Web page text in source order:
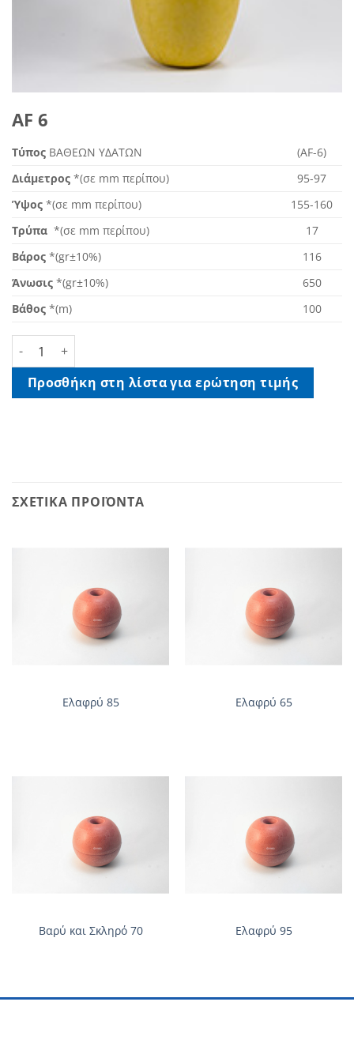
AF 6
Τύπος ΒΑΘΕΩΝ ΥΔΑΤΩΝ
(AF-6)
Διάμετρος *(σε mm περίπου)
95-97
Ύψος *(σε mm περίπου)
155-160
Τρύπα *(σε mm περίπου)
17
Βάρος *(gr±10%)
116
Άνωσις *(gr±10%)
650
Βάθος *(m) 100
AF 6 ποσότητα
Προσθήκη στη λίστα για ερώτηση τιμής
ΣΧΕΤΙΚΆ ΠΡΟΪΌΝΤΑ
Ελαφρύ 85 Ελαφρύ 65
Βαρύ και Σκληρό 70 Ελαφρύ 95